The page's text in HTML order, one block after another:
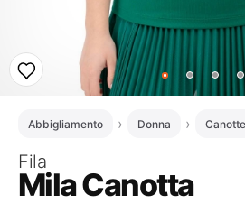
Abbigliamento Donna Canotte
Fila
Mila Canotta